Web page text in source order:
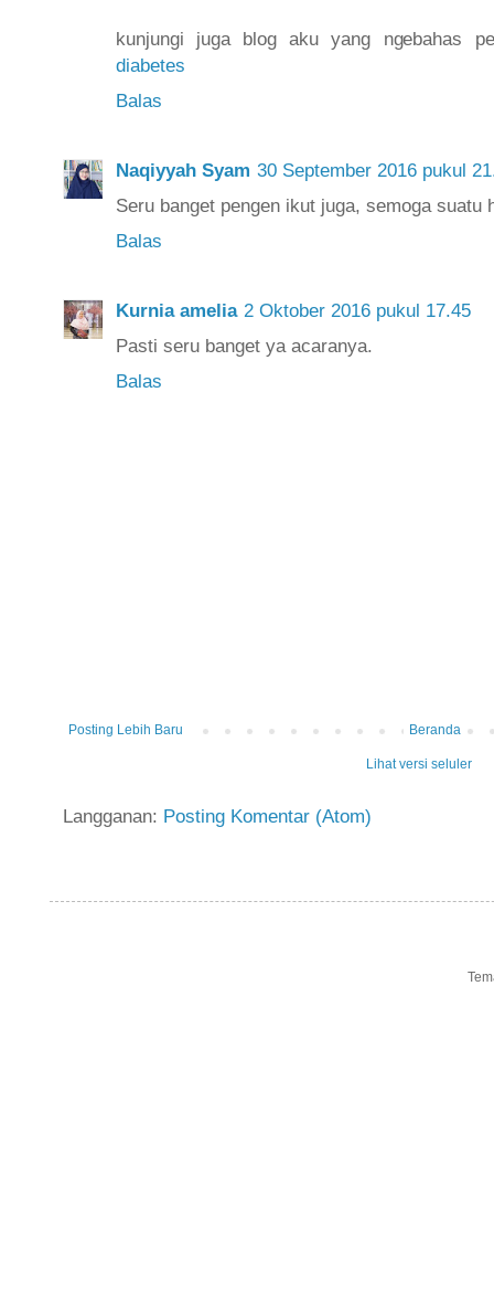
kunjungi juga blog aku yang ngebahas
diabetes
Balas
Naqiyyah Syam 30 September 2016 pukul
Seru banget pengen ikut juga, semoga suatu
Balas
Kurnia amelia 2 Oktober 2016 pukul 17.45
Pasti seru banget ya acaranya.
Balas
Posting Lebih Baru Beranda
Lihat versi seluler
Langganan: Posting Komentar (Atom)